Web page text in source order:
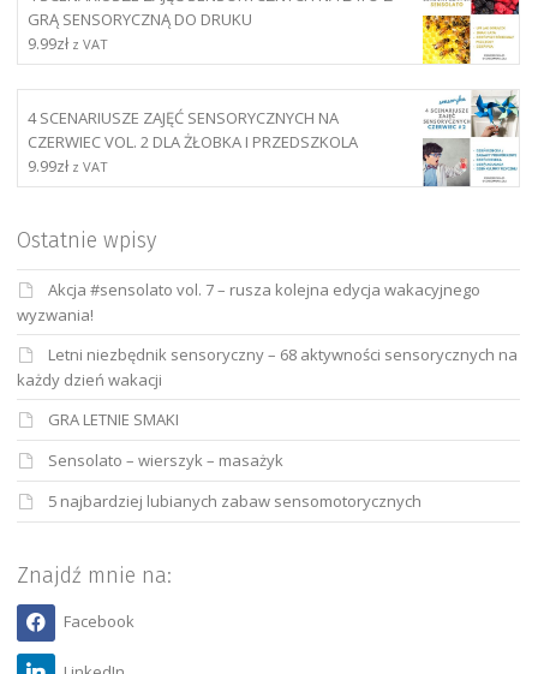
GRĄ SENSORYCZNĄ DO DRUKU
9.99zł z VAT
4 SCENARIUSZE ZAJĘĆ SENSORYCZNYCH NA
CZERWIEC VOL. 2 DLA ŻŁOBKA I PRZEDSZKOLA
9.99zł z VAT
Ostatnie wpisy
Akcja #sensolato vol. 7 – rusza kolejna edycja wakacyjnego
wyzwania!
Letni niezbędnik sensoryczny – 68 aktywności sensorycznych na
każdy dzień wakacji
GRA LETNIE SMAKI
Sensolato – wierszyk – masażyk
5 najbardziej lubianych zabaw sensomotorycznych
Znajdź mnie na:
Facebook